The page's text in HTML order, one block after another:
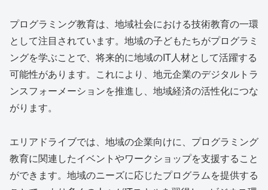
プログラミング教育は、地域社会における技術教育の一環
として注目されています。地域の子どもたちがプログラミ
ングを学ぶことで、将来的に地域のIT人材として活躍する
可能性があります。これにより、地元企業のデジタルトラ
ンスフォーメーションを推進し、地域経済の活性化につな
がります。
エリアドライブでは、地域の企業向けに、プログラミング
教育に関連したイベントやワークショップを支援すること
ができます。地域のニーズに応じたプログラムを提供する